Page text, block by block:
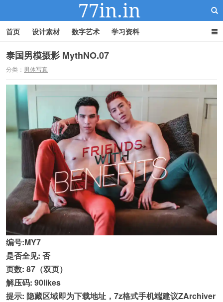
首页 设计素材 数字艺术 学习资料
泰国男模摄影 MythNO.07
分类： 男体写真
编号:MY7
是否全见: 否
页数: 87（双页）
解压码: 90likes
提示: 隐藏区域即为下载地址，7z格式手机端建议ZArchiver